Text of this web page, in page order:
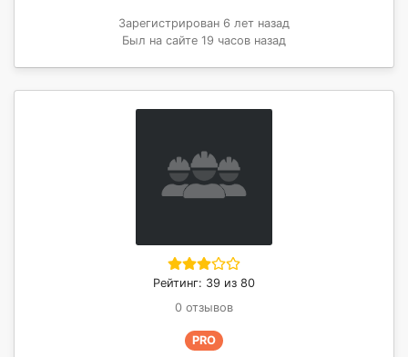
Зарегистрирован 6 лет назад
Был на сайте 19 часов назад
Рейтинг: 39 из 80
0 отзывов
PRO